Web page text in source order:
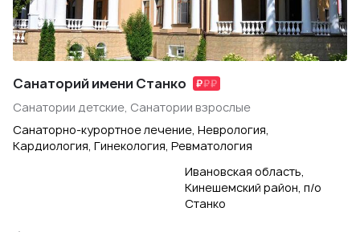
Санаторий имени Станко
Санатории детские, Санатории взрослые
Санаторно-курортное лечение, Неврология,
Кардиология, Гинекология, Ревматология
Ивановская область,
Кинешемский район, п/о
Станко